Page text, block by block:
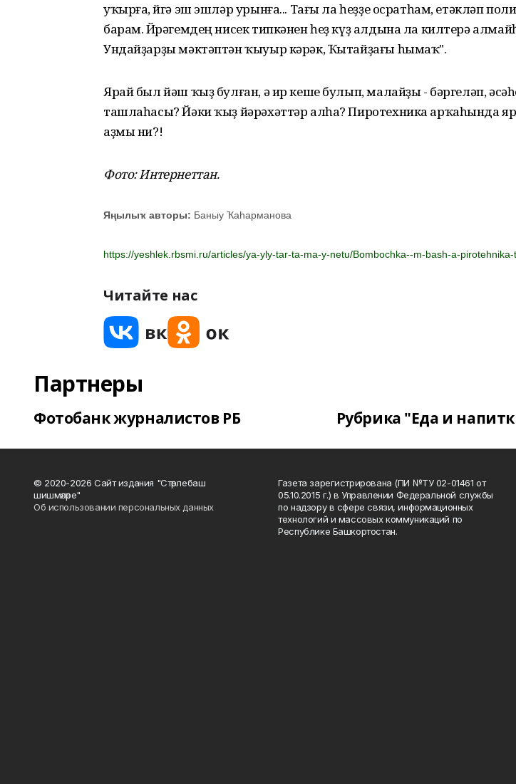
уҡырға, өйгә эш эшләр урынға... Тағы ла һеҙҙе осратһам, етәкләп
барам. Йөрәгемдең нисек типкәнен һеҙ күҙ алдына ла килтерә
Ундайҙарҙы мәктәптән ҡыуыр кәрәк, Ҡытайҙағы һымаҡ".
Ярай был йәш ҡыҙ булған, ә ир кеше булып, малайҙы - бәргеләп,
ташлаһасы? Йәки ҡыҙ йәрәхәттәр алһа? Пиротехника арҡаһында
аҙмы ни?!
Фото: Интернеттан.
Яңылыҡ авторы: Баныу Ҡаһарманова
https://yeshlek.rbsmi.ru/articles/ya-yly-tar-ta-ma-y-netu/Bombochka--m-bash-a-
Читайте нас
Партнеры
Фотобанк журналистов РБ Рубрика "Еда и
© 2020-2026 Сайт издания "Стәрлебаш
шишмәләре"
Об использовании персональных данных
Газета зарегистрирована (ПИ №ТУ 02-01461 от
05.10.2015 г.) в Управлении Федеральной службы
по надзору в сфере связи, информационных
технологий и массовых коммуникаций по
Республике Башкортостан.